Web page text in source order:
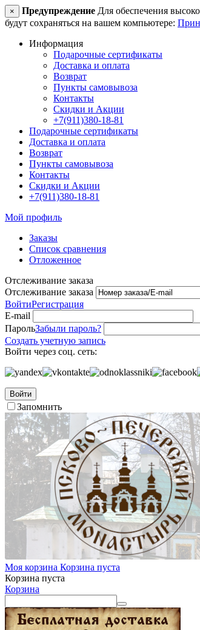
× Предупреждение Для обеспечения
будут сохраняться на вашем компьютере:
Информация
Подарочные сертификаты
Доставка и оплата
Возврат
Пункты самовывоза
Контакты
Скидки и Акции
+7(911)380-18-81
Подарочные сертификаты
Доставка и оплата
Возврат
Пункты самовывоза
Контакты
Скидки и Акции
+7(911)380-18-81
Мой профиль
Заказы
Список сравнения
Отложенное
Отслеживание заказа
Отслеживание заказа
ВойтиРегистрация
E-mail
ПарольЗабыли пароль?
Создать учетную запись
Войти через соц. сеть:
Войти
Запомнить
Моя корзина Корзина пуста
Корзина пуста
Корзина